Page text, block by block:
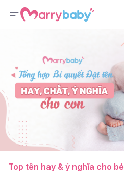
Top tên hay & ý nghĩa cho bé